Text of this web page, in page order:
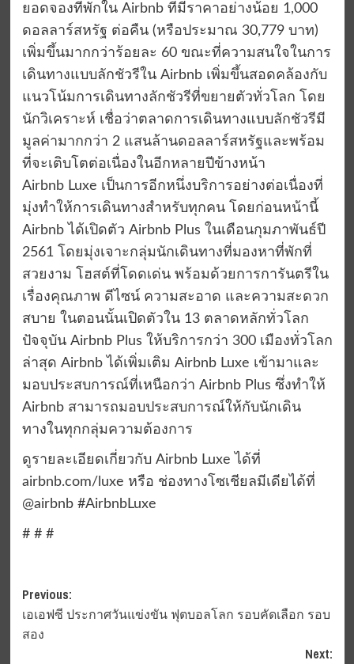
ยอดจองที่พักใน Airbnb ที่มีราคาอย่างน้อย 1,000
ดอลลาร์สหรัฐ ต่อคืน (หรือประมาณ 30,779 บาท)
เพิ่มขึ้นมากกว่าร้อยละ 60 ขณะที่ความสนใจในการ
เดินทางแบบลักชัวรีใน Airbnb เพิ่มขึ้นสอดคล้องกับ
แนวโน้มการเดินทางลักชัวรีที่ขยายตัวทั่วโลก โดย
นักวิเคราะห์ เชื่อว่าตลาดการเดินทางแบบลักชัวรีมี
มูลค่ามากกว่า 2 แสนล้านดอลลาร์สหรัฐและพร้อม
ที่จะเติบโตต่อเนื่องในอีกหลายปีข้างหน้า
Airbnb Luxe เป็นการอีกหนึ่งบริการอย่างต่อเนื่องที่
มุ่งทำให้การเดินทางสำหรับทุกคน โดยก่อนหน้านี้
Airbnb ได้เปิดตัว Airbnb Plus ในเดือนกุมภาพันธ์ปี
2561 โดยมุ่งเจาะกลุ่มนักเดินทางที่มองหาที่พักที่
สวยงาม โฮสต์ที่โดดเด่น พร้อมด้วยการการันตรีใน
เรื่องคุณภาพ ดีไซน์ ความสะอาด และความสะดวก
สบาย ในตอนนั้นเปิดตัวใน 13 ตลาดหลักทั่วโลก
ปัจจุบัน Airbnb Plus ให้บริการกว่า 300 เมืองทั่วโลก
ล่าสุด Airbnb ได้เพิ่มเติม Airbnb Luxe เข้ามาและ
มอบประสบการณ์ที่เหนือกว่า Airbnb Plus ซึ่งทำให้
Airbnb สามารถมอบประสบการณ์ให้กับนักเดิน
ทางในทุกกลุ่มความต้องการ
ดูรายละเอียดเกี่ยวกับ Airbnb Luxe ได้ที่
airbnb.com/luxe หรือ ช่องทางโซเชียลมีเดียได้ที่
@airbnb #AirbnbLuxe
# # #
Post
navigation
Previous:
เอเอฟซี ประกาศวันแข่งขัน ฟุตบอลโลก รอบคัดเลือก รอบ
สอง
Next: